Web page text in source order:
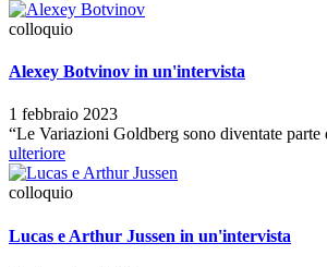
colloquio
Alexey Botvinov in un'intervista
1 febbraio 2023
“Le Variazioni Goldberg sono diventate
ulteriore
colloquio
Lucas e Arthur Jussen in un'intervista